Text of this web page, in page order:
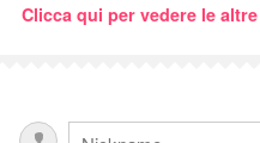
Clicca qui per vedere le